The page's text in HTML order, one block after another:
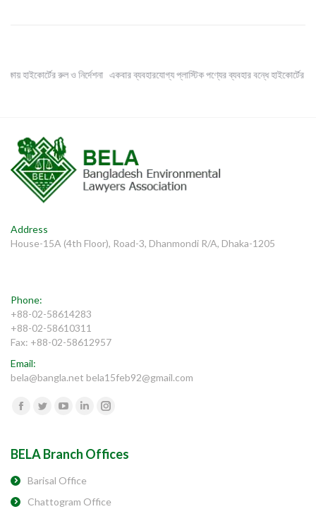
হাইকোর্টের রুল ও নির্দেশনা একবার ব্যবহারযোগ্য প্লাস্টিক পণ্যের ব্যবহার বন্ধে হাইকোর্টের
Address
House-15A (4th Floor), Road-3, Dhanmondi R/A, Dhaka-1205
Phone:
+88-02-58614283
+88-02-58610311
Fax: +88-02-58612957
Email:
bela@bangla.net bela15feb92@gmail.com
Find us on:
YouTubeLinkedinInstagram
BELA Branch Offices
Barisal Office
Chattogram Office